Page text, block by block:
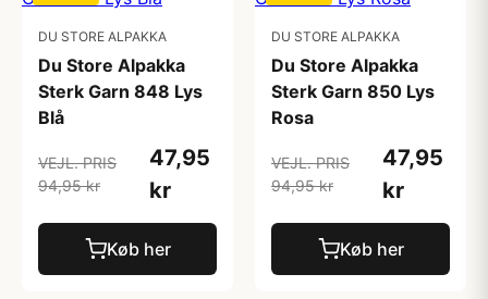
DU STORE ALPAKKA
Du Store Alpakka
Sterk Garn 848 Lys
Blå
VEJL. PRIS
94,95 kr
47,95
kr
Køb her
DU STORE ALPAKKA
Du Store Alpakka
Sterk Garn 850 Lys
Rosa
VEJL. PRIS
94,95 kr
47,95
kr
Køb her